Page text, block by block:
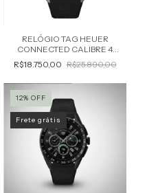
RELÓGIO TAG HEUER
CONNECTED CALIBRE 4
MASCULINO SBR8A10.BT6259
R$18.750,00 R$25.890,00
12% OFF
Frete grátis